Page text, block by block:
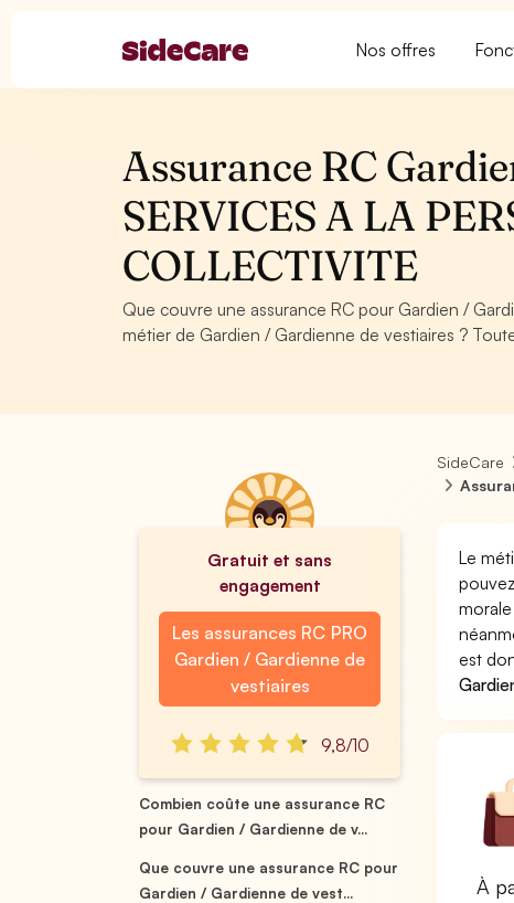
Nos offres
Assurance RC
SERVICES A LA
COLLECTIVITE
Que couvre une assurance RC pour Gardien /
métier de Gardien / Gardienne de vestiaires ?
Gratuit et sans
engagement
Les assurances RC PRO
Gardien / Gardienne de
vestiaires
9,8/10
Combien coûte une assurance RC
pour Gardien / Gardienne de v...
Que couvre une assurance RC pour
Gardien / Gardienne de vest...
SideCare
Le
est
À